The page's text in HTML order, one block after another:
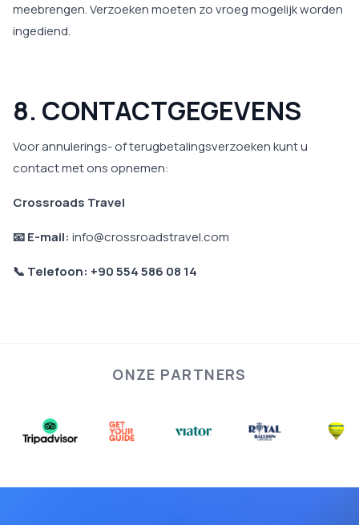
meebrengen. Verzoeken moeten zo vroeg mogelijk worden
ingediend.
8. CONTACTGEGEVENS
Voor annulerings- of terugbetalingsverzoeken kunt u
contact met ons opnemen:
Crossroads Travel
📧 E-mail: info@crossroadstravel.com
📞 Telefoon: +90 554 586 08 14
ONZE PARTNERS